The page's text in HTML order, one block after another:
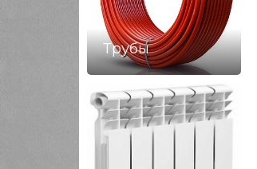
Подробнее
Трубы